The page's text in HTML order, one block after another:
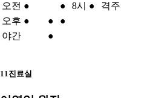
오전 ● ● 8시 ●
격주
오후 ● ●
●
야간
●
11진료실